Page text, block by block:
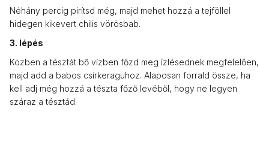
Néhány percig pirítsd még, majd mehet hozzá a tejföllel
hidegen kikevert chilis vörösbab.
3. lépés
Közben a tésztát bő vízben főzd meg ízlésednek megfelelően,
majd add a babos csirkeraguhoz. Alaposan forrald össze, ha
kell adj még hozzá a tészta főző levéből, hogy ne legyen
száraz a tésztád.